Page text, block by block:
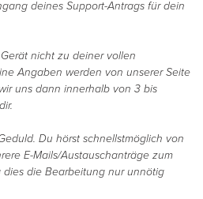
deines Support-Antrags für dein
nicht zu deiner vollen
Angaben werden von unserer Seite
uns dann innerhalb von 3 bis
Du hörst schnellstmöglich von
E-Mails/Austauschanträge zum
die Bearbeitung nur unnötig